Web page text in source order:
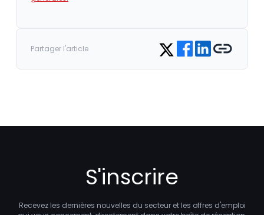
Partager l'article Share on Twitter
Share on Facebook
Share on LinkedIn
Copy link
S'inscrire
Recevez les dernières nouvelles du secteur et les offres d'emploi